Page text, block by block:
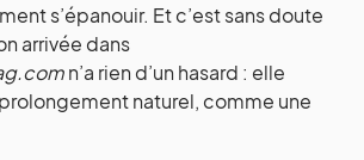
s’épanouir. Et c’est sans doute
arrivée dans
n’a rien d’un hasard : elle
naturel, comme une